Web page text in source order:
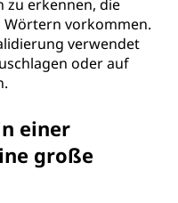
zu erkennen, die
Wörtern vorkommen.
verwendet
oder auf
einer
große